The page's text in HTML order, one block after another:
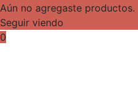
Aún no agregaste productos.
Seguir viendo
0